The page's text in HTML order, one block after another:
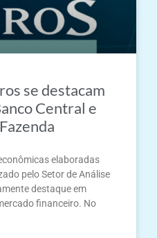
se destacam
Central e
elaboradas
pelo Setor de Análise
destaque em
financeiro. No